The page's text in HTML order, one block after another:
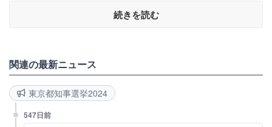
続きを読む
関連の最新ニュース
東京都知事選挙2024
547日前